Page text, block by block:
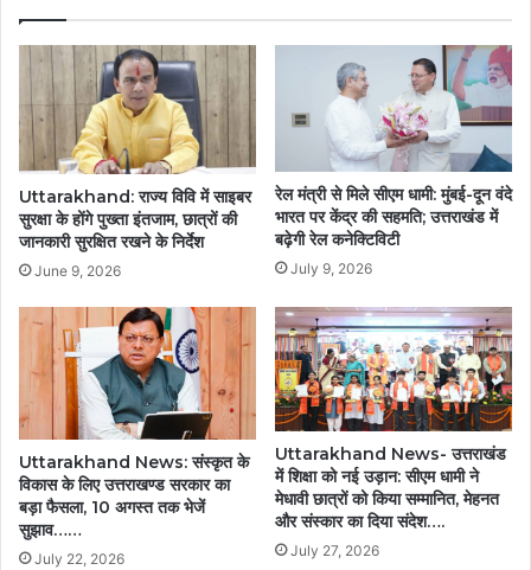
Uttarakhand: राज्य विवि में साइबर
सुरक्षा के होंगे पुख्ता इंतजाम, छात्रों की
जानकारी सुरक्षित रखने के निर्देश
June 9, 2026
रेल मंत्री से मिले सीएम धामी: मुंबई-दून वंदे
भारत पर केंद्र की सहमति; उत्तराखंड में
बढ़ेगी रेल कनेक्टिविटी
July 9, 2026
Uttarakhand News: संस्कृत के
विकास के लिए उत्तराखण्ड सरकार का
बड़ा फैसला, 10 अगस्त तक भेजें
सुझाव……
July 22, 2026
Uttarakhand News- उत्तराखंड
में शिक्षा को नई उड़ान: सीएम धामी ने
मेधावी छात्रों को किया सम्मानित, मेहनत
और संस्कार का दिया संदेश….
July 27, 2026